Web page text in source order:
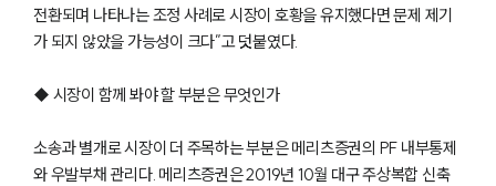
전환되며 나타나는 조정 사례로 시장이 호황을 유지했다면 문제 제기
가 되지 않았을 가능성이 크다”고 덧붙였다.
◆ 시장이 함께 봐야 할 부분은 무엇인가
소송과 별개로 시장이 더 주목하는 부분은 메리츠증권의 PF 내부통제
와 우발부채 관리다. 메리츠증권은 2019년 10월 대구 주상복합 신축